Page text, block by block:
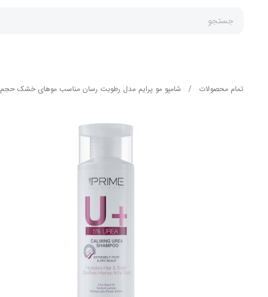
جستجو
تمام محصولات / شامپو مو پرایم مدل رطوبت رسان مناسب موهای خشک حجم 250 میلی لیتر